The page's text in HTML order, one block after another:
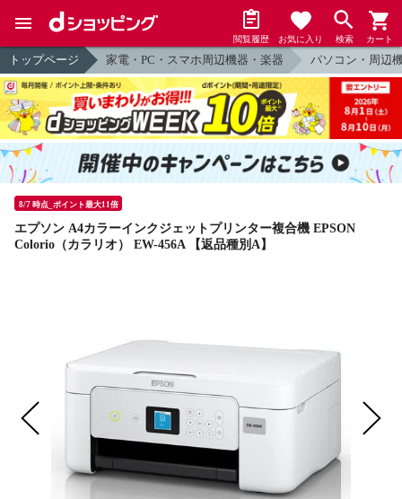
閲覧履歴 お気に入り 検索 カート
トップページ 家電・PC・スマホ周辺機器・楽器 パソコン・周辺
8/7 時点_ポイント最大11倍
エプソン A4カラーインクジェットプリンター複合機 EPSON
Colorio（カラリオ） EW-456A 【返品種別A】